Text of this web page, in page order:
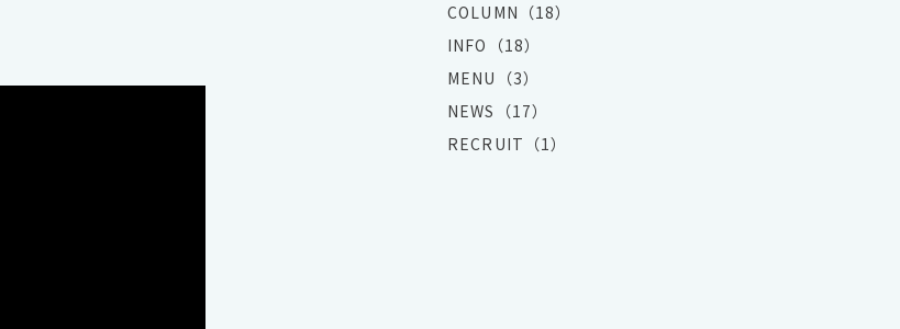
COLUMN（18）
INFO（18）
MENU（3）
NEWS（17）
RECRUIT（1）